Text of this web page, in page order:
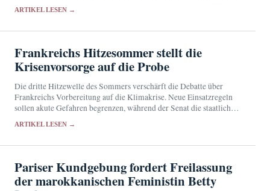
ARTIKEL LESEN →
Frankreichs Hitzesommer stellt die
Krisenvorsorge auf die Probe
Die dritte Hitzewelle des Sommers verschärft die Debatte über
Frankreichs Vorbereitung auf die Klimakrise. Neue Einsatzregeln
sollen akute Gefahren begrenzen, während der Senat die staatliche
ARTIKEL LESEN →
Pariser Kundgebung fordert Freilassung
der marokkanischen Feministin Betty